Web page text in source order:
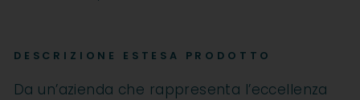
DESCRIZIONE ESTESA PRODOTTO
Da un’azienda che rappresenta l’eccellenza